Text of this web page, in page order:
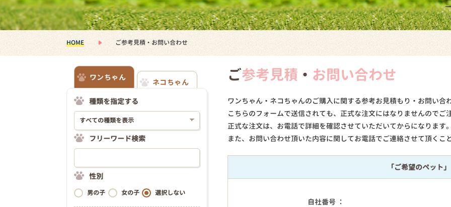
HOME ご参考見積・お問い合わせ
ご参考見積 ・ お問い合わせ
ワンちゃん・ネコちゃんのご購入に関する参考お見積もり・お問い合
こちらのフォームで送信されても、正式な注文にはなりませんのでご
正式な注文は、お電話で詳細を確認させていただいてからになります
また、お問い合わせ頂いた内容に関してお電話でご連絡させて頂く
「ご希望のペット」
自社番号 ：
ワンちゃん
ネコちゃん
種類を指定する
フリーワード検索
性別
男の子 女の子 選択しない